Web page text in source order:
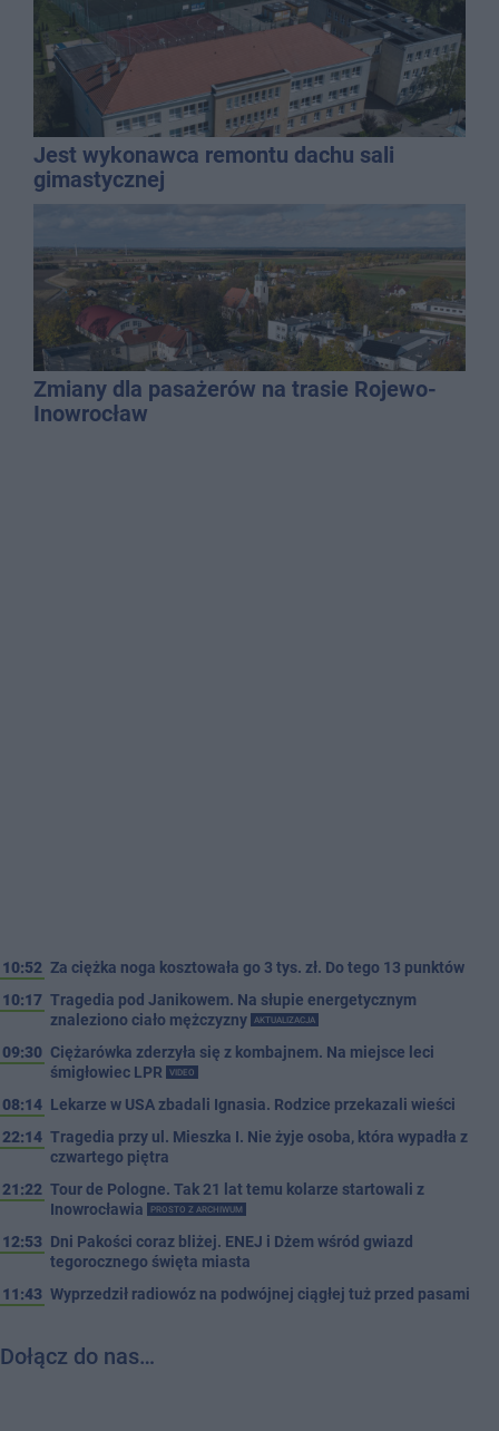
Jest wykonawca remontu dachu sali
gimastycznej
Zmiany dla pasażerów na trasie Rojewo-
Inowrocław
10:52 Za ciężka noga kosztowała go 3 tys. zł. Do tego 13 punktów
10:17 Tragedia pod Janikowem. Na słupie energetycznym
znaleziono ciało mężczyzny
AKTUALIZACJA
09:30 Ciężarówka zderzyła się z kombajnem. Na miejsce leci
śmigłowiec LPR
VIDEO
08:14 Lekarze w USA zbadali Ignasia. Rodzice przekazali wieści
22:14 Tragedia przy ul. Mieszka I. Nie żyje osoba, która wypadła z
czwartego piętra
21:22 Tour de Pologne. Tak 21 lat temu kolarze startowali z
Inowrocławia
PROSTO Z ARCHIWUM
12:53 Dni Pakości coraz bliżej. ENEJ i Dżem wśród gwiazd
tegorocznego święta miasta
11:43 Wyprzedził radiowóz na podwójnej ciągłej tuż przed pasami
Dołącz do nas…